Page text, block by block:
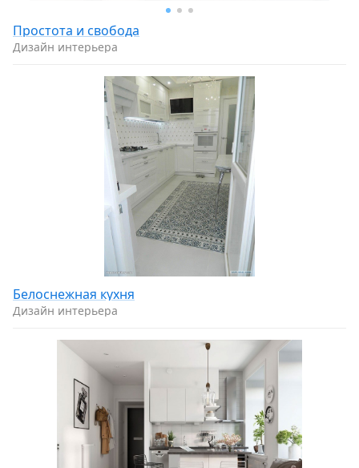
Простота и свобода
Дизайн интерьера
Белоснежная кухня
Дизайн интерьера